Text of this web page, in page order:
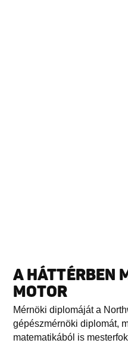
A HÁTTÉRBEN
MOTOR
Mérnöki diplomáját a
gépészmérnöki diplomát,
matematikából is